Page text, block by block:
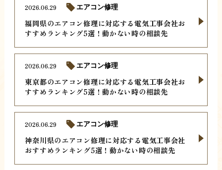
福岡県のエアコン修理に対応する電気工事会社お
すすめランキング5選！動かない時の相談先
2026.06.29 エアコン修理
東京都のエアコン修理に対応する電気工事会社お
すすめランキング5選！動かない時の相談先
2026.06.29 エアコン修理
神奈川県のエアコン修理に対応する電気工事会社
おすすめランキング5選！動かない時の相談先
2026.06.29 エアコン修理